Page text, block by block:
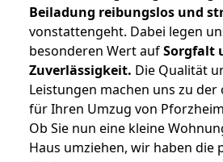
Beiladung reibungslos und
vonstattengeht. Dabei legen
besonderen Wert aufSorgfalt
Zuverlässigkeit. Die Qualität
Leistungen machen uns zu der
für Ihren Umzug von
Ob Sie nun eine kleine
Haus umziehen, wir haben die